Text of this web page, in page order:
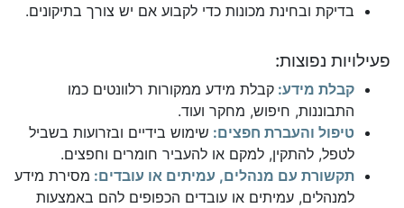
בדיקת ובחינת מכונות כדי לקבוע אם יש צורך בתיקונים.
פעילויות נפוצות:
קבלת מידע: קבלת מידע ממקורות רלוונטים כמו
התבוננות, חיפוש, מחקר ועוד.
טיפול והעברת חפצים: שימוש בידיים ובזרועות בשביל
לטפל, להתקין, למקם או להעביר חומרים וחפצים.
תקשורת עם מנהלים, עמיתים או עובדים: מסירת מידע
למנהלים, עמיתים או עובדים הכפופים להם באמצעות